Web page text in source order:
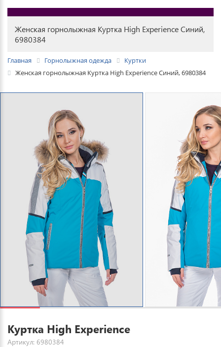
Женская горнолыжная Куртка High Experience Синий,
6980384
Главная Горнолыжная одежда
Куртки
Женская горнолыжная Куртка High Experience Синий, 6980384
Куртка High Experience
Артикул: 6980384